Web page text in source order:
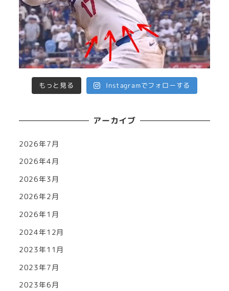
もっと見る Instagramでフォローする
アーカイブ
2026年7月
2026年4月
2026年3月
2026年2月
2026年1月
2024年12月
2023年11月
2023年7月
2023年6月